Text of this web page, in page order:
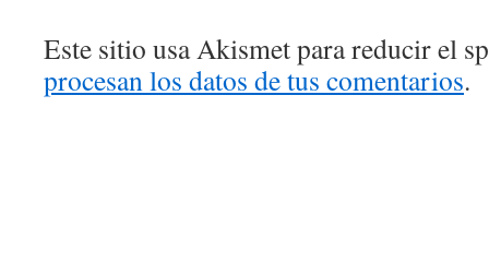
Este sitio usa Akismet para reducir el
procesan los datos de tus comentarios.